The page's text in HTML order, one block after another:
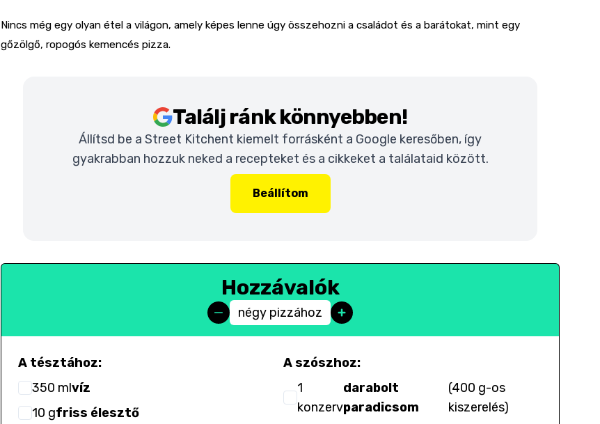
Nincs még egy olyan étel a világon, amely képes lenne úgy összehozni a családot és a barátokat, mint egy
gőzölgő, ropogós kemencés pizza.
Találj ránk könnyebben!
Állítsd be a Street Kitchent kiemelt forrásként a Google keresőben, így
gyakrabban hozzuk neked a recepteket és a cikkeket a találataid között.
Beállítom
Hozzávalók
négy pizzához
A tésztához:
350 mlvíz
10 gfriss élesztő
A szószhoz:
1
konzerv
darabolt
paradicsom
(400 g-os
kiszerelés)